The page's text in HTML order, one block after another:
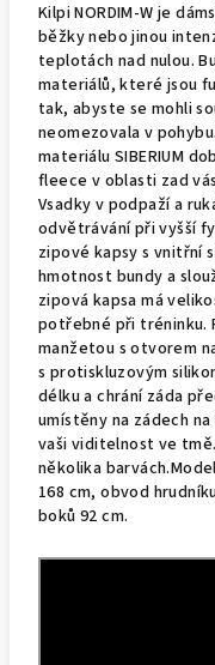
Kilpi NORDIM-W je
běžky nebo jinou
teplotách nad nulou.
materiálů, které jsou
tak, abyste se mohli
neomezovala v
materiálu SIBERIUM
fleece v oblasti zad
Vsadky v podpaží a
odvětrávání při vyšší
zipové kapsy s vnitřní
hmotnost bundy a
zipová kapsa má
potřebné při tréninku.
manžetou s otvorem
s protiskluzovým
délku a chrání záda
umístěny na zádech
vaši viditelnost ve tmě.
několika
168 cm, obvod
boků 92 cm.